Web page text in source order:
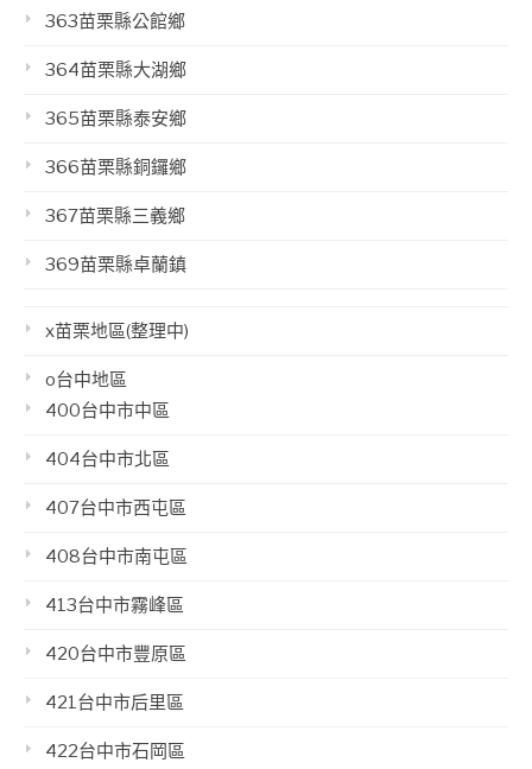
363苗栗縣公館鄉
364苗栗縣大湖鄉
365苗栗縣泰安鄉
366苗栗縣銅鑼鄉
367苗栗縣三義鄉
369苗栗縣卓蘭鎮
x苗栗地區(整理中)
o台中地區
400台中市中區
404台中市北區
407台中市西屯區
408台中市南屯區
413台中市霧峰區
420台中市豐原區
421台中市后里區
422台中市石岡區